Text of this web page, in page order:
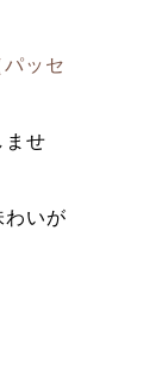
ッセ
ませ
いが